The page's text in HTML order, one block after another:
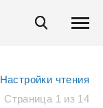
Настройки чтения
Страница 1 из 14